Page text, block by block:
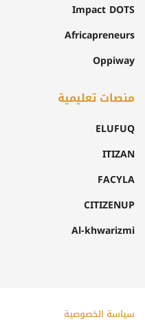
Impact DOTS
Africapreneurs
Oppiway
منصات تعليمية
ELUFUQ
ITIZAN
FACYLA
CITIZENUP
Al-khwarizmi
سياسة الخصوصية